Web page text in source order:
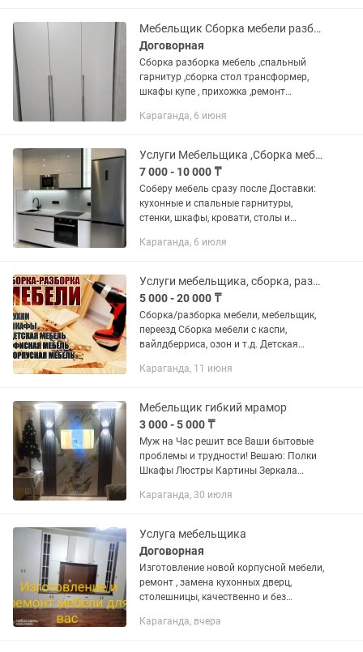
Мебельщик Сборка мебели разборка мебели
Договорная
Сборка разборка мебель ,спальный
гарнитур ,сборка стол трансформер,
шкафы купе , прихожка ,ремонт
школный установка полок .сборка
Караганда, 6 июня
Услуги Мебельщика ,Сборка мебели ИЗ Каспи магазина Выезд сегодня
7 000 - 10 000 ₸
Соберу мебель сразу после Доставки:
кухонные и спальные гарнитуры,
стенки, шкафы, кровати, столы и
Для оценки стоимости работы:
Караганда, 6 июля
Услуги мебельщика, сборка, разборка мебели.
5 000 - 20 000 ₸
Сборка/разборка мебели, мебельщик,
переезд Сборка мебели с каспи,
вайлдберриса, озон и т.д. Детская
гарнитур 20 000 тг - 50 000 тг Спальная
Караганда, 11 июня
Мебельщик гибкий мрамор
3 000 - 5 000 ₸
Муж на Час решит все Ваши бытовые
проблемы и трудности! Вешаю: Полки
Шкафы Люстры Картины Зеркала
Кронштейны Турники и все что вы еще
по...
Караганда, 30 июля
Услуга мебельщика
Договорная
Изготовление новой корпусной мебели,
ремонт , замена кухонных дверц,
столешницы, качественно и без
Караганда, вчера